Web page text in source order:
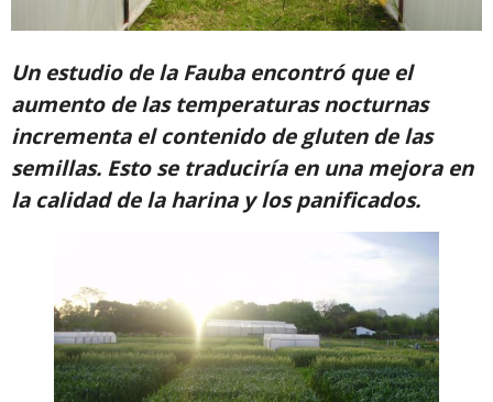
Un estudio de la Fauba encontró que el
aumento de las temperaturas nocturnas
incrementa el contenido de gluten de las
semillas. Esto se traduciría en una mejora en
la calidad de la harina y los panificados.